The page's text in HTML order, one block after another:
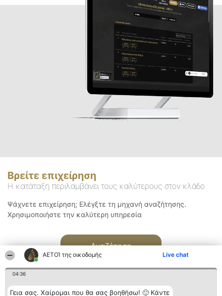
ΑΕΤΟΊ της οικοδομής Live chat
04:36
Γεια σας. Χαίρομαι που θα σας βοηθήσω! 🙂 Κάντε
Βρείτε επιχείρηση
Η κατάταξη περιλαμβάνει τους καλύτερους στον κλάδο
Ψάχνετε επιχείρηση; Ελέγξτε τη μηχανή αναζήτησης.
Χρησιμοποιήστε την καλύτερη υπηρεσία
Αναζήτηση